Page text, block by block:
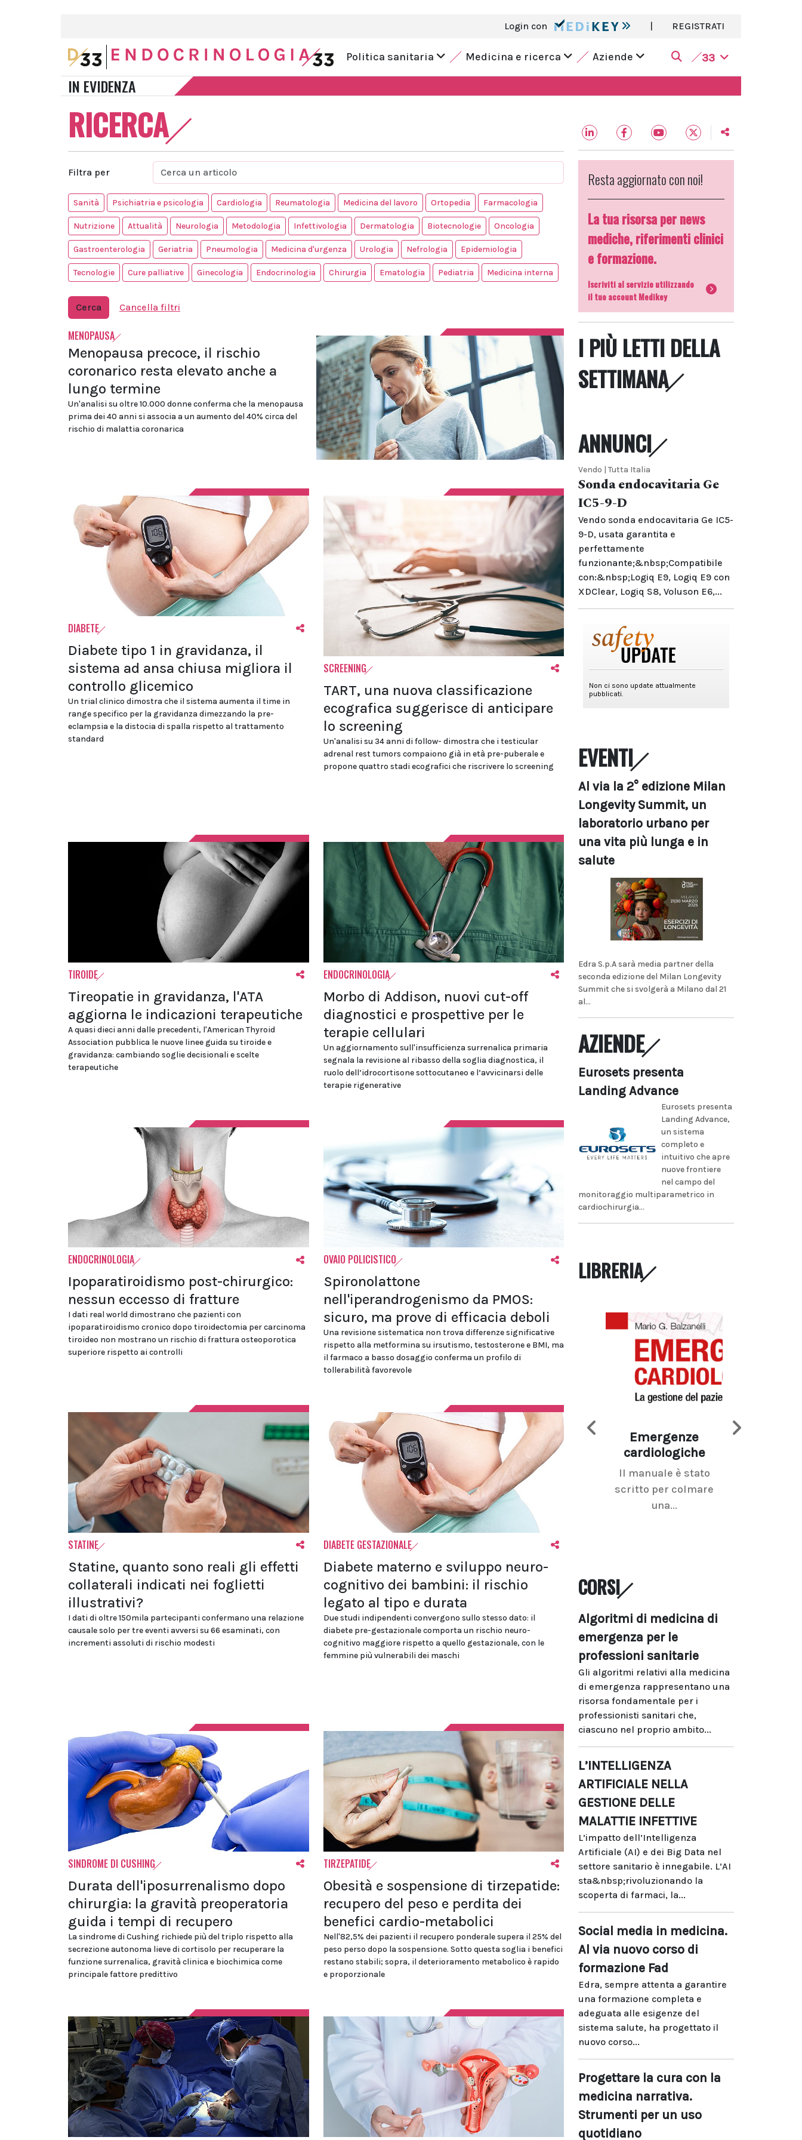
Login con | REGISTRATI
Politica sanitaria Medicina e ricerca Aziende 33
IN EVIDENZA
RICERCA
Filtra per
Sanità Psichiatria e psicologia Cardiologia Reumatologia Medicina del lavoro Ortopedia Farmacologia
Nutrizione Attualità Neurologia Metodologia Infettivologia Dermatologia Biotecnologie Oncologia
Gastroenterologia Geriatria Pneumologia Medicina d'urgenza Urologia Nefrologia Epidemiologia
Tecnologie Cure palliative Ginecologia Endocrinologia Chirurgia Ematologia Pediatria Medicina interna
Cerca Cancella filtri
MENOPAUSA
Menopausa precoce, il rischio
coronarico resta elevato anche a
lungo termine
Un'analisi su oltre 10.000 donne conferma che la menopausa
prima dei 40 anni si associa a un aumento del 40% circa del
rischio di malattia coronarica
DIABETE
Diabete tipo 1 in gravidanza, il
sistema ad ansa chiusa migliora il
controllo glicemico
Un trial clinico dimostra che il sistema aumenta il time in
range specifico per la gravidanza dimezzando la pre-
eclampsia e la distocia di spalla rispetto al trattamento
standard
SCREENING
TART, una nuova classificazione
ecografica suggerisce di anticipare
lo screening
Un'analisi su 34 anni di follow- dimostra che i testicular
adrenal rest tumors compaiono già in età pre-puberale e
propone quattro stadi ecografici che riscrivere lo screening
TIROIDE
Tireopatie in gravidanza, l'ATA
aggiorna le indicazioni terapeutiche
A quasi dieci anni dalle precedenti, l'American Thyroid
Association pubblica le nuove linee guida su tiroide e
gravidanza: cambiando soglie decisionali e scelte
terapeutiche
ENDOCRINOLOGIA
Morbo di Addison, nuovi cut-off
diagnostici e prospettive per le
terapie cellulari
Un aggiornamento sull'insufficienza surrenalica primaria
segnala la revisione al ribasso della soglia diagnostica, il
ruolo dell’idrocortisone sottocutaneo e l’avvicinarsi delle
terapie rigenerative
ENDOCRINOLOGIA
Ipoparatiroidismo post-chirurgico:
nessun eccesso di fratture
I dati real world dimostrano che pazienti con
ipoparatiroidismo cronico dopo tiroidectomia per carcinoma
tiroideo non mostrano un rischio di frattura osteoporotica
superiore rispetto ai controlli
OVAIO POLICISTICO
Spironolattone
nell'iperandrogenismo da PMOS:
sicuro, ma prove di efficacia deboli
Una revisione sistematica non trova differenze significative
rispetto alla metformina su irsutismo, testosterone e BMI, ma
il farmaco a basso dosaggio conferma un profilo di
tollerabilità favorevole
STATINE
Statine, quanto sono reali gli effetti
collaterali indicati nei foglietti
illustrativi?
I dati di oltre 150mila partecipanti confermano una relazione
causale solo per tre eventi avversi su 66 esaminati, con
incrementi assoluti di rischio modesti
DIABETE GESTAZIONALE
Diabete materno e sviluppo neuro-
cognitivo dei bambini: il rischio
legato al tipo e durata
Due studi indipendenti convergono sullo stesso dato: il
diabete pre-gestazionale comporta un rischio neuro-
cognitivo maggiore rispetto a quello gestazionale, con le
femmine più vulnerabili dei maschi
SINDROME DI CUSHING
Durata dell'iposurrenalismo dopo
chirurgia: la gravità preoperatoria
guida i tempi di recupero
La sindrome di Cushing richiede più del triplo rispetto alla
secrezione autonoma lieve di cortisolo per recuperare la
funzione surrenalica, gravità clinica e biochimica come
principale fattore predittivo
TIRZEPATIDE
Obesità e sospensione di tirzepatide:
recupero del peso e perdita dei
benefici cardio-metabolici
Nell'82,5% dei pazienti il recupero ponderale supera il 25% del
peso perso dopo la sospensione. Sotto questa soglia i benefici
restano stabili; sopra, il deterioramento metabolico è rapido
e proporzionale
Resta aggiornato con noi!
La tua risorsa per news
mediche, riferimenti clinici
e formazione.
Iscriviti al servizio utilizzando
il tuo account Medikey
I PIÙ LETTI DELLA
SETTIMANA
ANNUNCI
Vendo | Tutta Italia
Sonda endocavitaria Ge
IC5-9-D
Vendo sonda endocavitaria Ge IC5-
9-D, usata garantita e
perfettamente
funzionante;&nbsp;Compatibile
con:&nbsp;Logiq E9, Logiq E9 con
XDClear, Logiq S8, Voluson E6,...
EVENTI
Al via la 2° edizione Milan
Longevity Summit, un
laboratorio urbano per
una vita più lunga e in
salute
Edra S.p.A sarà media partner della
seconda edizione del Milan Longevity
Summit che si svolgerà a Milano dal 21
al...
AZIENDE
Eurosets presenta
Landing Advance
Eurosets presenta
Landing Advance,
un sistema
completo e
intuitivo che apre
nuove frontiere
nel campo del
monitoraggio multiparametrico in
cardiochirurgia...
LIBRERIA
Emergenze
cardiologiche
Il manuale è stato
scritto per colmare
una...
CORSI
Algoritmi di medicina di
emergenza per le
professioni sanitarie
Gli algoritmi relativi alla medicina
di emergenza rappresentano una
risorsa fondamentale per i
professionisti sanitari che,
ciascuno nel proprio ambito...
L’INTELLIGENZA
ARTIFICIALE NELLA
GESTIONE DELLE
MALATTIE INFETTIVE
L’impatto dell’Intelligenza
Artificiale (AI) e dei Big Data nel
settore sanitario è innegabile. L’AI
sta&nbsp;rivoluzionando la
scoperta di farmaci, la...
Social media in medicina.
Al via nuovo corso di
formazione Fad
Edra, sempre attenta a garantire
una formazione completa e
adeguata alle esigenze del
sistema salute, ha progettato il
nuovo corso...
Progettare la cura con la
medicina narrativa.
Strumenti per un uso
quotidiano